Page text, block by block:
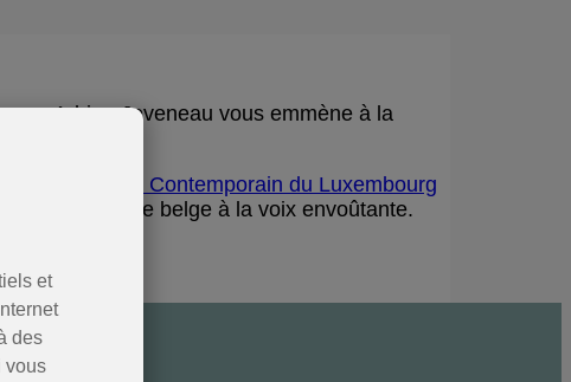
Adrien Joveneau vous emmène à la
Centre d’Art Contemporain du Luxembourg
étoile montante belge à la voix envoûtante.
et
des
vous